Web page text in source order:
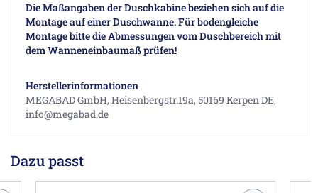
Die Maßangaben der Duschkabine beziehen sich auf die
Montage auf einer Duschwanne. Für bodengleiche
Montage bitte die Abmessungen vom Duschbereich mit
dem Wanneneinbaumaß prüfen!
Herstellerinformationen
MEGABAD GmbH, Heisenbergstr.19a, 50169 Kerpen DE,
info@megabad.de
Dazu passt